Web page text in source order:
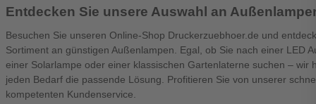
Entdecken Sie unsere Auswahl an
Besuchen Sie unseren Online-Shop Druckerzuebhoer.de und
Sortiment an günstigen Außenlampen. Egal, ob Sie nach einer LED
einer Solarlampe oder einer klassischen Gartenlaterne suchen – wir
jeden Bedarf die passende Lösung. Profitieren Sie von unserer
kompetenten Kundenservice.